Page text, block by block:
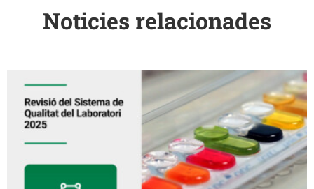
Noticies relacionades